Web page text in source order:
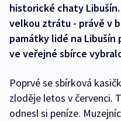
historické chaty
velkou ztrátu - právě v
památky lidé na Libušín
ve veřejné sbírce
Poprvé se sbírková
zloděje letos v červenci.
odnesl si peníze.